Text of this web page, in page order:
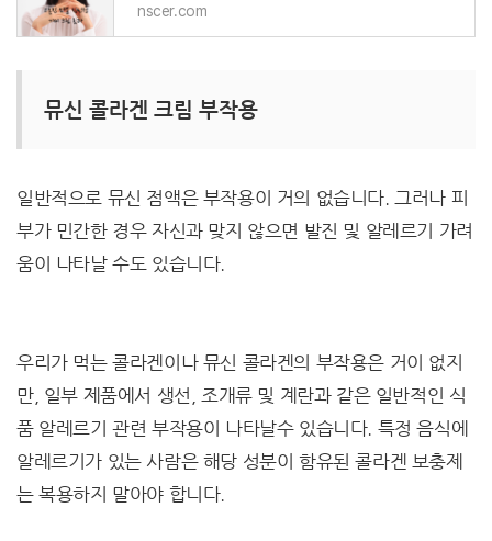
nscer.com
뮤신 콜라겐 크림 부작용
일반적으로 뮤신 점액은 부작용이 거의 없습니다. 그러나 피
부가 민간한 경우 자신과 맞지 않으면 발진 및 알레르기 가려
움이 나타날 수도 있습니다.
우리가 먹는 콜라겐이나 뮤신 콜라겐의 부작용은 거이 없지
만, 일부 제품에서 생선, 조개류 및 계란과 같은 일반적인 식
품 알레르기 관련 부작용이 나타날수 있습니다. 특정 음식에
알레르기가 있는 사람은 해당 성분이 함유된 콜라겐 보충제
는 복용하지 말아야 합니다.